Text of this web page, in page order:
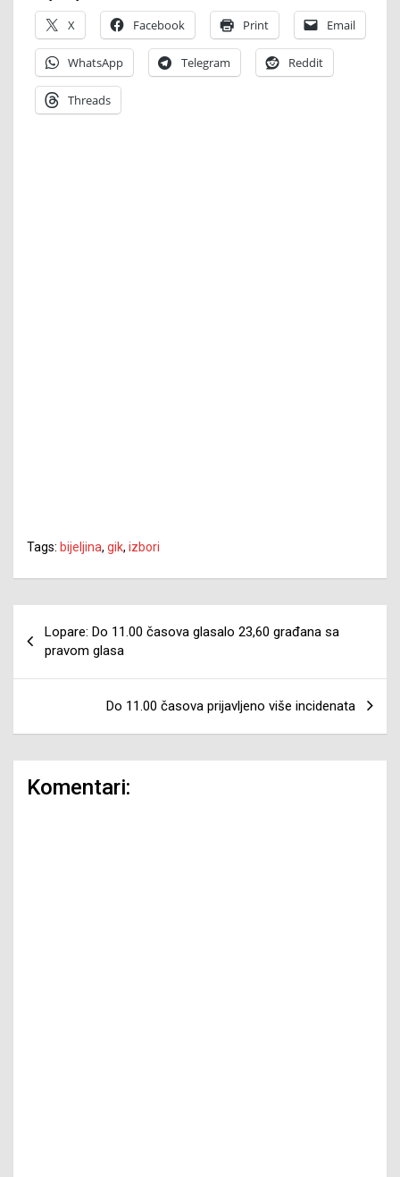
X Facebook Print Email
WhatsApp Telegram Reddit
Threads
Tags: bijeljina, gik, izbori
članaka
Lopare: Do 11.00 časova glasalo 23,60 građana sa
pravom glasa
Do 11.00 časova prijavljeno više incidenata
Komentari: